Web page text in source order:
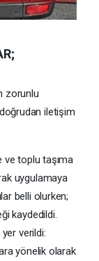
zorunlu
iletişim
ve toplu taşıma
uygulamaya
belli olurken;
kaydedildi.
yer verildi:
yönelik olarak